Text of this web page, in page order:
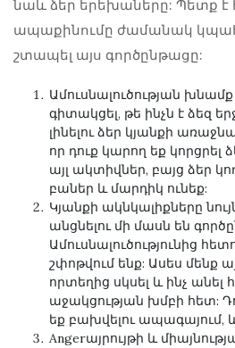
նաև ձեր երեխաները: Պետք է
ապաքինումը ժամանակ
շտապել այս գործընթացը:
Ամուսնալուծության խնամք
գիտակցել, թե ինչն է ձեզ
լինելու ձեր կյանքի
որ դուք կարող եք կորցրել
այլ ակտիվներ, բայց ձեր
բաներ և մարդիկ ունեք:
Կյանքի ակնկալիքները
անցնելու մի մասն են
Ամուսնալուծությունից
շփոթվում ենք: Ասես մենք
որտեղից սկսել և ինչ անել
աջակցության խմբի հետ:
եք բախվելու
Angerայրույթի և